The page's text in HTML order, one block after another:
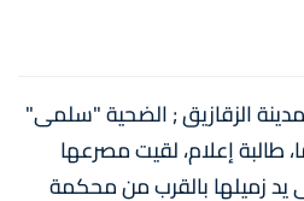
الزقازيق ; الضحية "سلمى"
من العمر 22 عاما، طالبة إعلام، لقيت مصرعها
يد زميلها بالقرب من محكمة